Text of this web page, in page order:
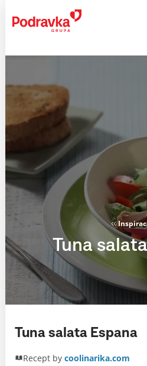
content
Tuna
Tuna salata Espana
Recept by coolinarika.com